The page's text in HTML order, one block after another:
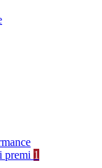
premi 1